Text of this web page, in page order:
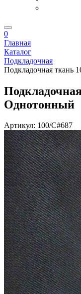
0
Главная
Каталог
Подкладочная
Подкладочная ткань
Однотонный
Артикул: 100/C#687